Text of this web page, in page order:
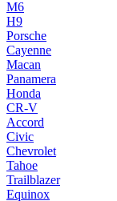
M6
H9
Porsche
Cayenne
Macan
Panamera
Honda
CR-V
Accord
Civic
Chevrolet
Tahoe
Trailblazer
Equinox